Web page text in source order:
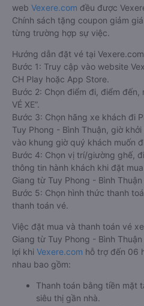
web Vexere.com đều được
Chính sách tặng coupon giảm
từng trường hợp sự việc.
Hướng dẫn đặt vé tại
Bước 1: Truy cập vào website
CH Play hoặc App Store.
Bước 2: Chọn điểm đi, điểm đến,
VÉ XE”.
Bước 3: Chọn hãng xe khách đi
Tuy Phong - Bình Thuận, giờ
vào khung giờ quý khách muốn
Bước 4: Chọn vị trí/giường ghế,
thông tin hành khách khi đặt
Giang từ Tuy Phong - Bình Thuận
Bước 5: Chọn hình thức thanh
thanh toán vé.
Việc đặt mua và thanh toán vé
Giang từ Tuy Phong - Bình
lợi khi Vexere.com hỗ trợ đến 06
nhau bao gồm:
Thanh toán bằng tiền mặt
siêu thị gần nhà.